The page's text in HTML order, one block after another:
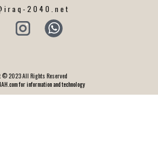
2040.net
© 2023 All Rights Reserved
for information and technology